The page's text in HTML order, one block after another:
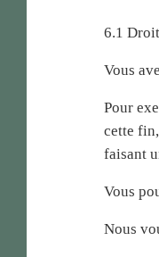
6.1
Vous
Pour
cette
faisant
Vous
Nous